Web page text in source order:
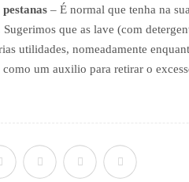
– É normal que tenha na
que as lave (com
utilidades, nomeadamente
um auxilio para retirar o